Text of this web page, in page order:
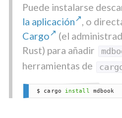
Puede instalarse
la aplicación
, o
Cargo
(el
Rust) para añadir
herramientas de
$ cargo install mdbook